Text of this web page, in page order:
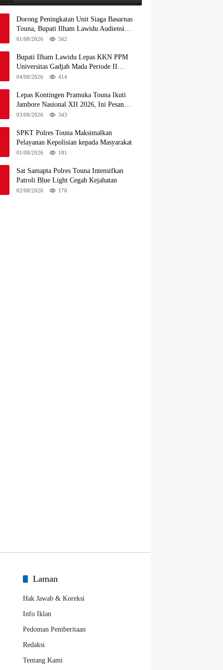
Dorong Peningkatan Unit Siaga Basarnas
Touna, Bupati Ilham Lawidu Audiensi
dengan Basarnas Pusat
01/08/2026 562
Bupati Ilham Lawidu Lepas KKN PPM
Universitas Gadjah Mada Periode II
Bertugas di Togean
04/08/2026 414
Lepas Kontingen Pramuka Touna Ikuti
Jambore Nasional XII 2026, Ini Pesan
Wabup Surya
03/08/2026 343
SPKT Polres Touna Maksimalkan
Pelayanan Kepolisian kepada Masyarakat
01/08/2026 181
Sat Samapta Polres Touna Intensifkan
Patroli Blue Light Cegah Kejahatan
02/08/2026 170
Laman
Hak Jawab & Koreksi
Info Iklan
Pedoman Pemberitaan
Redaksi
Tentang Kami